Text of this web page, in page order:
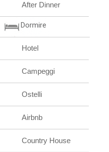
After Dinner
Dormire
Hotel
Campeggi
Ostelli
Airbnb
Country House